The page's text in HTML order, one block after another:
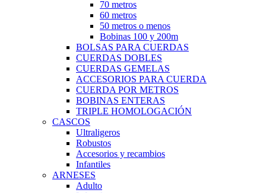
70 metros
60 metros
50 metros o menos
Bobinas 100 y 200m
BOLSAS PARA CUERDAS
CUERDAS DOBLES
CUERDAS GEMELAS
ACCESORIOS PARA CUERDA
CUERDA POR METROS
BOBINAS ENTERAS
TRIPLE HOMOLOGACIÓN
CASCOS
Ultraligeros
Robustos
Accesorios y recambios
Infantiles
ARNESES
Adulto